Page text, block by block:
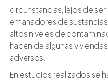
circunstancias, lejos de
emanadores de
altos niveles de
hacen de algunas
adversos.
En estudios realizados se